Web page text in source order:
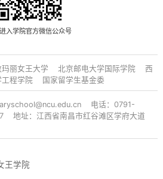
入学院官方微信公众号
玛丽女王大学 北京邮电大学国际学院
西
程学院
国家留学生基金委
电话：0791-
地址：江西省南昌市红谷滩区学府大道
王学院